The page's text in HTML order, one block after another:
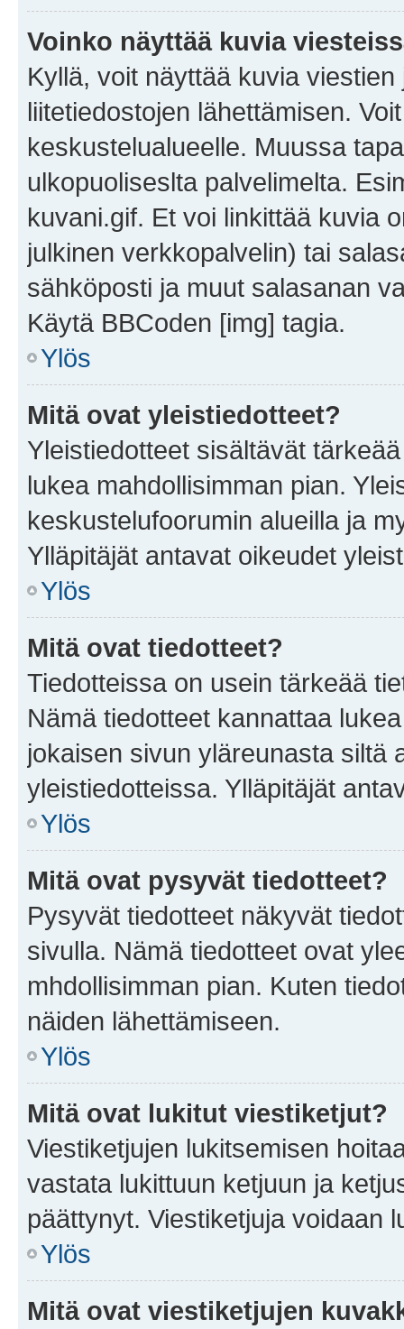
Voinko näyttää kuvia
Kyllä, voit näyttää kuvia
liitetiedostojen lähettämisen.
keskustelualueelle. Muussa
ulkopuoliseslta palvelimelta.
kuvani.gif. Et voi linkittää kuvia
julkinen verkkopalvelin) tai
sähköposti ja muut salasanan
Käytä BBCoden [img] tagia.
Ylös
Mitä ovat yleistiedotteet?
Yleistiedotteet sisältävät
lukea mahdollisimman pian.
keskustelufoorumin alueilla ja
Ylläpitäjät antavat oikeudet
Ylös
Mitä ovat tiedotteet?
Tiedotteissa on usein tärkeää
Nämä tiedotteet kannattaa
jokaisen sivun yläreunasta siltä
yleistiedotteissa. Ylläpitäjät
Ylös
Mitä ovat pysyvät tiedotteet?
Pysyvät tiedotteet näkyvät
sivulla. Nämä tiedotteet ovat
mhdollisimman pian. Kuten
näiden lähettämiseen.
Ylös
Mitä ovat lukitut viestiketjut?
Viestiketjujen lukitsemisen
vastata lukittuun ketjuun ja
päättynyt. Viestiketjuja voidaan
Ylös
Mitä ovat viestiketjujen